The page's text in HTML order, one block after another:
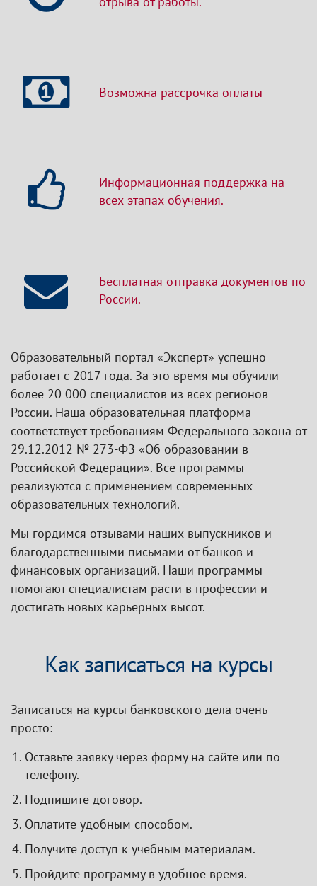
Возможна рассрочка оплаты
Информационная поддержка на
всех этапах обучения.
Бесплатная отправка документов по
России.
Образовательный портал «Эксперт» успешно
работает с 2017 года. За это время мы обучили
более 20 000 специалистов из всех регионов
России. Наша образовательная платформа
соответствует требованиям Федерального закона от
29.12.2012 № 273-ФЗ «Об образовании в
Российской Федерации». Все программы
реализуются с применением современных
образовательных технологий.
Мы гордимся отзывами наших выпускников и
благодарственными письмами от банков и
финансовых организаций. Наши программы
помогают специалистам расти в профессии и
достигать новых карьерных высот.
Как записаться на курсы
Записаться на курсы банковского дела очень
просто:
Оставьте заявку через форму на сайте или по
телефону.
Подпишите договор.
Оплатите удобным способом.
Получите доступ к учебным материалам.
Пройдите программу в удобное время.